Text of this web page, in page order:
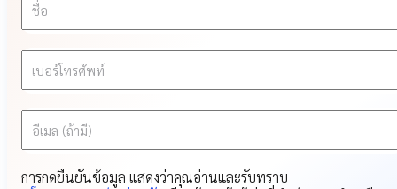
ชื่อ
เบอร์โทรศัพท์
อีเมล (ถ้ามี)
การกดยืนยันข้อมูล แสดงว่าคุณอ่านและรับทราบ